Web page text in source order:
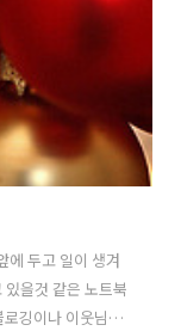
위 링
에 두고 일이 생겨
을것 같은 노트북
깅이나 이웃님들